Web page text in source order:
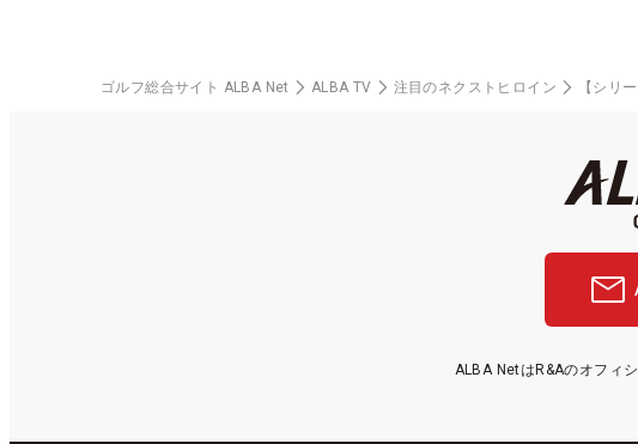
ゴルフ総合サイト ALBA Net ALBA TV 注目のネクストヒロイン 【シリ
ALBA NetはR&Aのオフィ